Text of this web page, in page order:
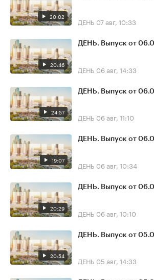
20:02 ДЕНЬ 07 авг, 10:33
20:46
ДЕНЬ. Выпуск от
ДЕНЬ 06 авг, 14:33
24:57
ДЕНЬ. Выпуск от
ДЕНЬ 06 авг, 11:10
19:07
ДЕНЬ. Выпуск от
ДЕНЬ 06 авг, 10:34
20:29
ДЕНЬ. Выпуск от
ДЕНЬ 06 авг, 10:10
20:54
ДЕНЬ. Выпуск от
ДЕНЬ 05 авг, 14:33